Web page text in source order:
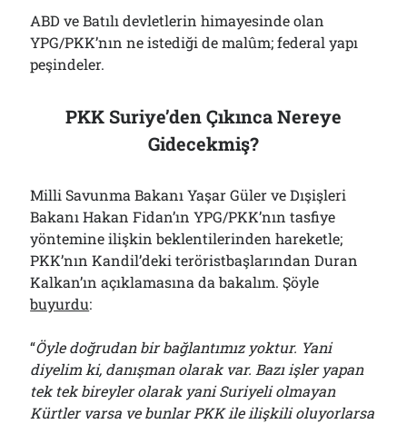
ABD ve Batılı devletlerin himayesinde olan
YPG/PKK’nın ne istediği de malûm; federal yapı
peşindeler.
PKK Suriye’den Çıkınca Nereye
Gidecekmiş?
Milli Savunma Bakanı Yaşar Güler ve Dışişleri
Bakanı Hakan Fidan’ın YPG/PKK’nın tasfiye
yöntemine ilişkin beklentilerinden hareketle;
PKK’nın Kandil’deki teröristbaşlarından Duran
Kalkan’ın açıklamasına da bakalım. Şöyle
buyurdu:
“Öyle doğrudan bir bağlantımız yoktur. Yani
diyelim ki, danışman olarak var. Bazı işler yapan
tek tek bireyler olarak yani Suriyeli olmayan
Kürtler varsa ve bunlar PKK ile ilişkili oluyorlarsa